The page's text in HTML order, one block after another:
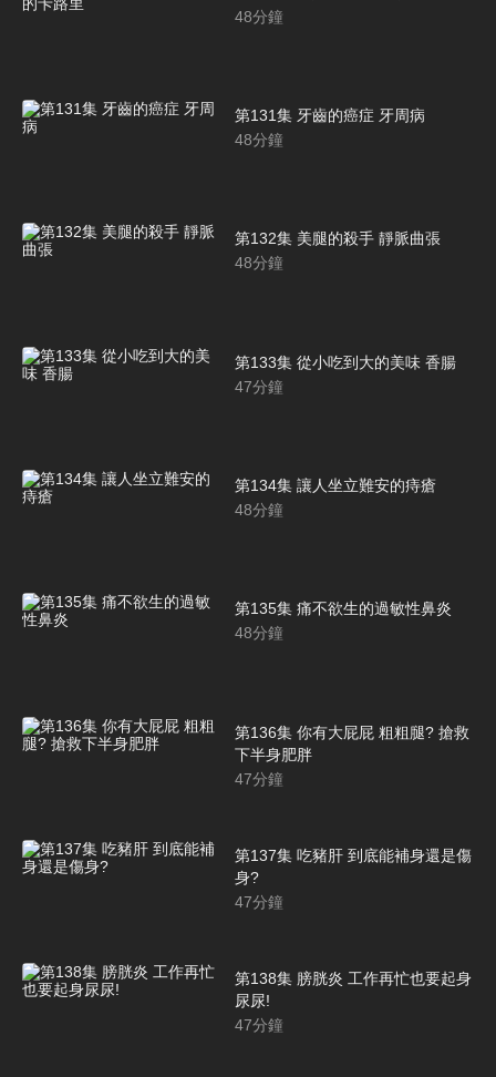
48分鐘
第131集 牙齒的癌症 牙周病
48分鐘
第132集 美腿的殺手 靜脈曲張
48分鐘
第133集 從小吃到大的美味 香腸
47分鐘
第134集 讓人坐立難安的痔瘡
48分鐘
第135集 痛不欲生的過敏性鼻炎
48分鐘
第136集 你有大屁屁 粗粗腿? 搶救
下半身肥胖
47分鐘
第137集 吃豬肝 到底能補身還是傷
身?
47分鐘
第138集 膀胱炎 工作再忙也要起身
尿尿!
47分鐘